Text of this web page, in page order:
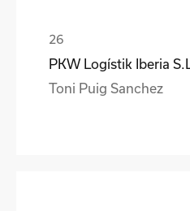
PKW Logístik Iberia S.L.
Toni Puig Sanchez